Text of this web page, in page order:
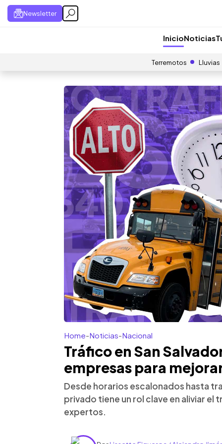
Newsletter
InicioNoticias
Terremotos Lluvias
Home-Noticias-Nacional
Tráfico en San
empresas para
Desde horarios escalonados hasta
privado tiene un rol clave en aliviar el
expertos.